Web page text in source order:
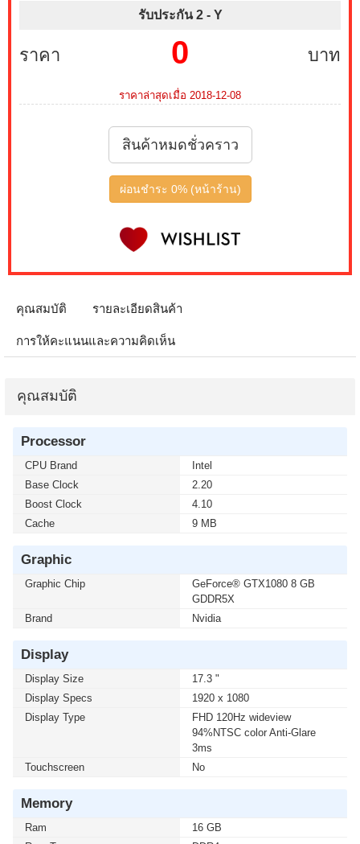
รับประกัน 2 - Y
ราคา บาท
0
ราคาล่าสุดเมื่อ 2018-12-08
สินค้าหมดชั่วคราว
ผ่อนชำระ 0% (หน้าร้าน)
คุณสมบัติ รายละเอียดสินค้า
การให้คะแนนและความคิดเห็น
คุณสมบัติ
Processor
CPU Brand
Intel
Base Clock
2.20
Boost Clock
4.10
Cache
9 MB
Graphic
Graphic Chip
GeForce® GTX1080 8 GB
GDDR5X
Brand
Nvidia
Display
Display Size
17.3 "
Display Specs
1920 x 1080
Display Type
FHD 120Hz wideview
94%NTSC color Anti-Glare
3ms
Touchscreen
No
Memory
Ram
16 GB